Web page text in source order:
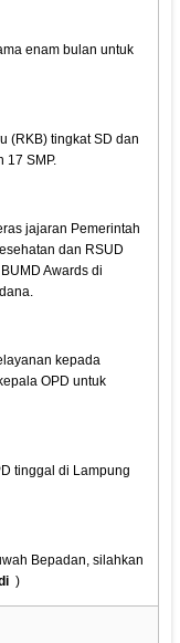
enam bulan untuk
(RKB) tingkat SD dan
17 SMP.
jajaran Pemerintah
dan RSUD
Awards di
kepada
OPD untuk
tinggal di Lampung
Bepadan, silahkan
)